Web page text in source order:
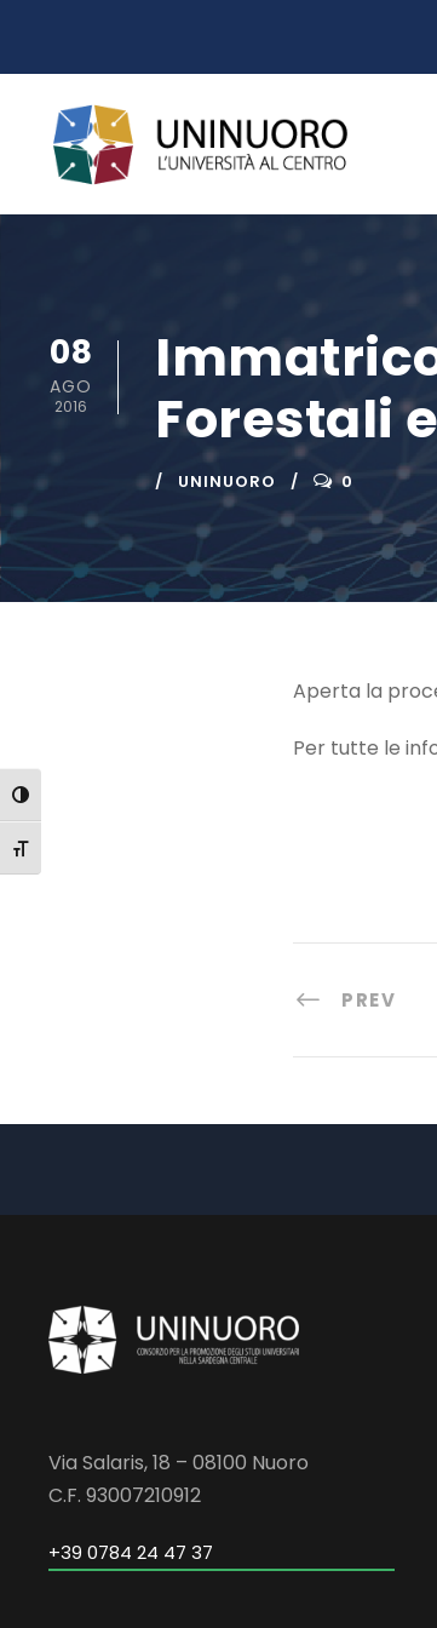
Attiva/disattiva alto contrasto
Attiva/disattiva dimensione testo
08
AGO
2016
Forestali
UNINUORO 0
Aperta la
Per tutte le
PREV
Via Salaris, 18 – 08100 Nuoro
C.F. 93007210912
+39 0784 24 47 37